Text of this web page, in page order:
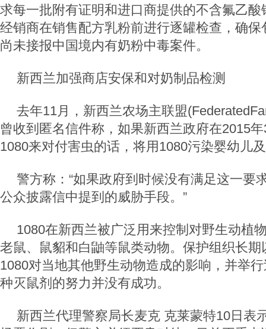
求每一批附有证明和进口商提供的不含氟乙
经销商在销售配方乳粉前进行逐罐检查，确
尚未接报中国境内有奶粉中毒案件。
新西兰加强商店安保和对奶制品检测
去年11月，新西兰农场主联盟
曾收到匿名信件称，如果新西兰政府在2015
1080来对付害虫的话，将用1080污染婴幼儿
警方称：“如果政府到时候没有满足这一要
公众披露信中提到的威胁手段。”
1080在新西兰被广泛用来控制对野生动植
老鼠、鼠貂和白鼬等鼠类动物。保护组织长
1080对当地其他野生动物造成的影响，并举
种灭鼠剂的努力并没有成功。
新西兰代理警察局长麦克 克莱蒙特10日表